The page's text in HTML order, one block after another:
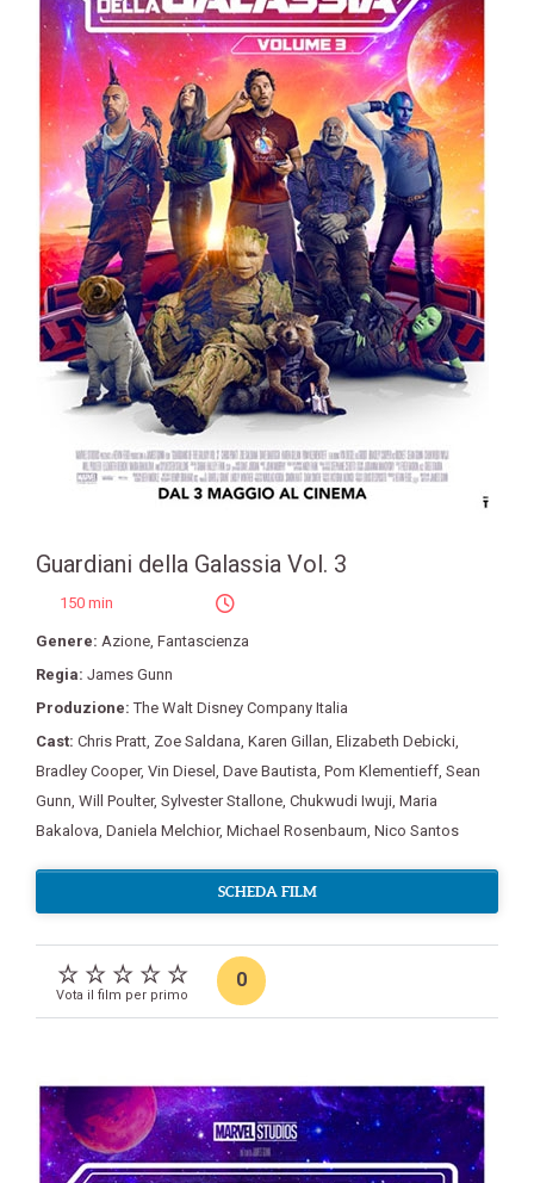
Guardiani della Galassia Vol. 3
150 min
Genere: Azione Fantascienza
Regia: James Gunn
Produzione:The Walt Disney Company Italia
Cast: Chris Pratt Zoe Saldana Karen Gillan Elizabeth Debicki
Bradley Cooper, Vin Diesel Dave Bautista Pom Klementieff Sean
Gunn Will Poulter, Sylvester Stallone Chukwudi Iwuji Maria
Bakalova Daniela Melchior, Michael Rosenbaum Nico Santos
SCHEDA FILM
Vota il film per primo
0